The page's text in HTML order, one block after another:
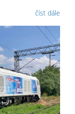
číst dále